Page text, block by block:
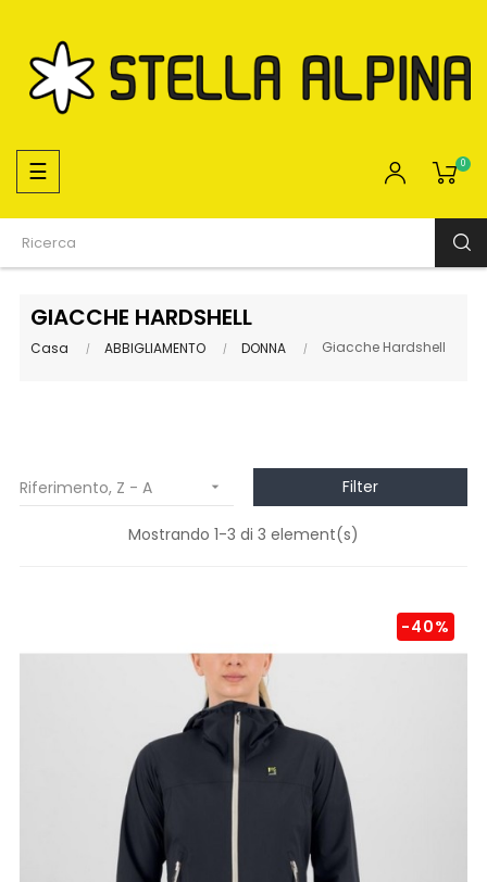
navigazione
Toggle
☰ 0
GIACCHE HARDSHELL
Casa ABBIGLIAMENTO DONNA Giacche Hardshell
Riferimento, Z - A  Filter
Mostrando 1-3 di 3 element(s)
-40%